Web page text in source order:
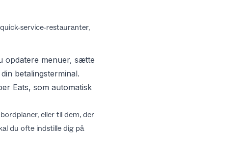
service-restauranter,
opdatere menuer, sætte
betalingsterminal.
Eats, som automatisk
eller til dem, der
du ofte indstille dig på